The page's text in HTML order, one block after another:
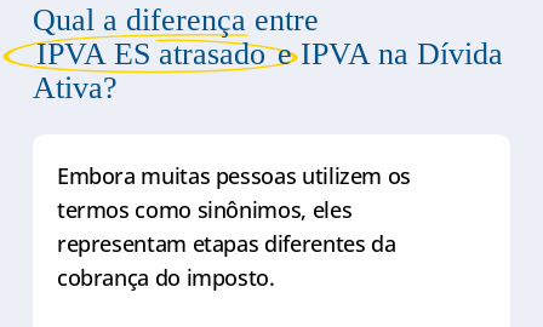
Qual a diferença entre
IPVA ES atrasadoe IPVA na Dívida
Ativa?
Embora muitas pessoas utilizem os
termos como sinônimos, eles
representam etapas diferentes da
cobrança do imposto.